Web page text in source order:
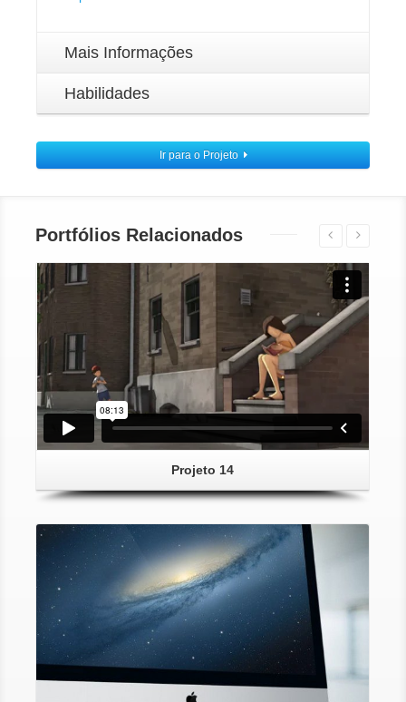
Mais Informações
Habilidades
Ir para o Projeto
Portfólios Relacionados
Projeto 14